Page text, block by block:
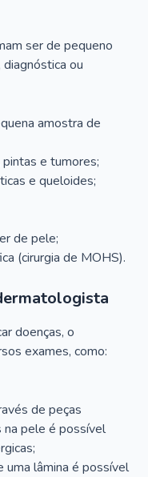
ser de pequeno
ou
amostra de
e tumores;
e queloides;
de pele;
(cirurgia de MOHS).
doenças, o
exames, como:
de peças
na pele é possível
uma lâmina é possível